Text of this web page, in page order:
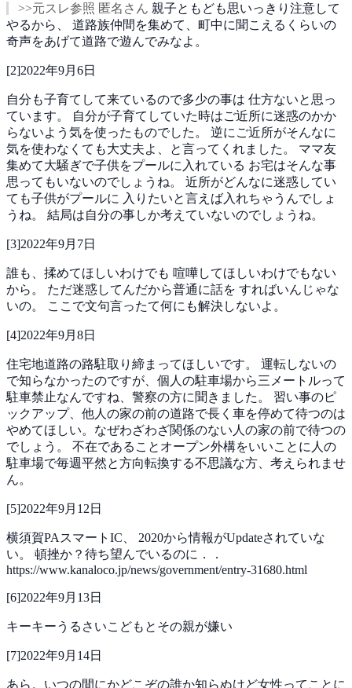
>>元スレ参照 匿名さん 親子ともども思いっきり注意して
やるから、 道路族仲間を集めて、町中に聞こえるくらいの
奇声をあげて道路で遊んでみなよ。
[2]2022年9月6日
自分も子育てして来ているので多少の事は 仕方ないと思っ
ています。
自分が子育てしていた時はご近所に迷惑のかか
らないよう気を使ったものでした。 逆にご近所がそんなに
気を使わなくても大丈夫よ、と言ってくれました。 ママ友
集めて大騒ぎで子供をプールに入れている お宅はそんな事
思ってもいないのでしょうね。 近所がどんなに迷惑してい
ても子供がプールに 入りたいと言えば入れちゃうんでしょ
うね。 結局は自分の事しか考えていないのでしょうね。
[3]2022年9月7日
誰も、揉めてほしいわけでも 喧嘩してほしいわけでもない
から。 ただ迷惑してんだから普通に話を すればいんじゃな
いの。
ここで文句言ったて何にも解決しないよ。
[4]2022年9月8日
住宅地道路の路駐取り締まってほしいです。 運転しないの
で知らなかったのですが、個人の駐車場から三メートルって
駐車禁止なんですね、警察の方に聞きました。 習い事のピ
ックアップ、他人の家の前の道路で長く車を停めて待つのは
やめてほしい。なぜわざわざ関係のない人の家の前で待つの
でしょう。 不在であることオープン外構をいいことに人の
駐車場で毎週平然と方向転換する不思議な方、考えられませ
ん。
[5]2022年9月12日
横須賀PAスマートIC、 2020から情報がUpdateされていな
い。 頓挫か？待ち望んでいるのに．．
https://www.kanaloco.jp/news/government/entry-31680.html
[6]2022年9月13日
キーキーうるさいこどもとその親が嫌い
[7]2022年9月14日
あら。いつの間にかどこぞの誰か知らぬけど女性ってことに